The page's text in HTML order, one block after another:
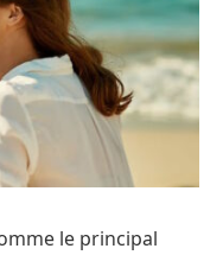
le principal